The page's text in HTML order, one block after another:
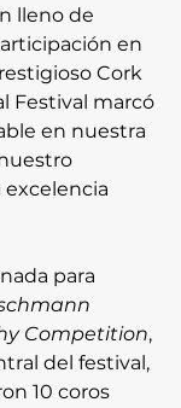
lleno de
en
Cork
Festival marcó
en nuestra
para
Competition,
del festival,
10 coros